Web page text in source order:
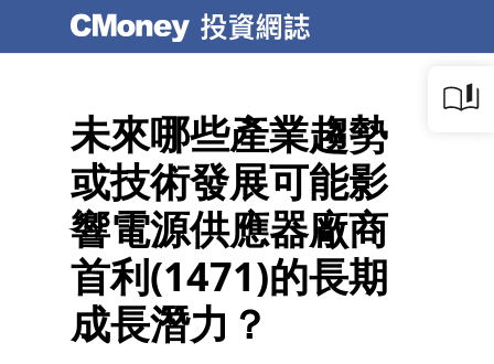
未來哪些產業趨勢
或技術發展可能影
響電源供應器廠商
首利(1471)的長期
成長潛力？